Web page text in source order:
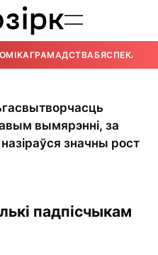
ГРАМАДСТВАБЯСПЕКА
вымярэнні, за
значны рост
падпісчыкам